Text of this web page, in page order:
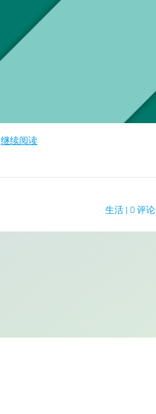
继续阅读
生活 | 0 评论